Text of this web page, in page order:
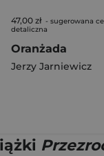
47,00 zł - sugerowana
detaliczna
Oranżada
Jerzy Jarniewicz